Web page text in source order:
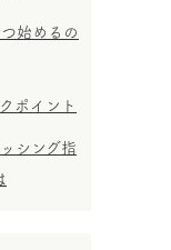
始めるの
ポイント
シング指